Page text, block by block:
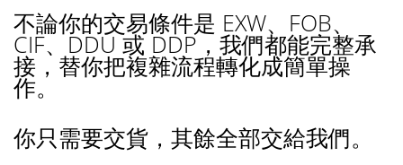
不論你的交易條件是 EXW、FOB、
CIF、DDU 或 DDP，我們都能完整承
接，替你把複雜流程轉化成簡單操
作。
你只需要交貨，其餘全部交給我們。